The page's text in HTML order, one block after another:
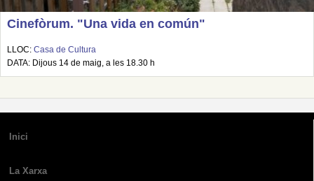
Cinefòrum. "Una vida en común"
LLOC: Casa de Cultura
DATA: Dijous 14 de maig, a les 18.30 h
Inici
La Xarxa